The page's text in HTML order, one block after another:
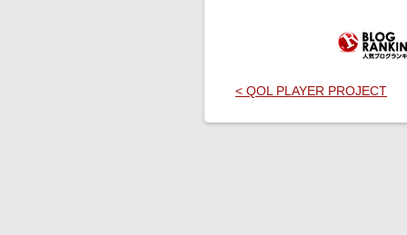
< QOL PLAYER PROJECT